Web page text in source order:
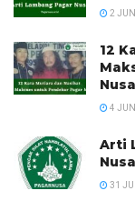
2
12
Nusa
4
Arti
31